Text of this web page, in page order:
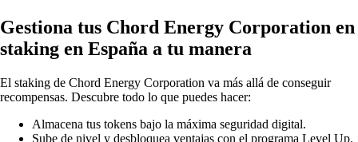
Gestiona tus Chord Energy Corporation en
staking en España a tu manera
El staking de Chord Energy Corporation va más allá de conseguir
recompensas. Descubre todo lo que puedes hacer:
Almacena tus tokens bajo la máxima seguridad digital.
Sube de nivel y desbloquea ventajas con el programa Level Up.